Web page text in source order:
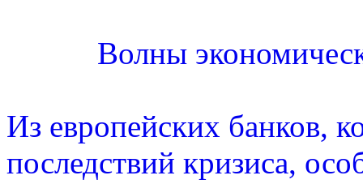
Волны
Из европейских банков,
последствий кризиса,